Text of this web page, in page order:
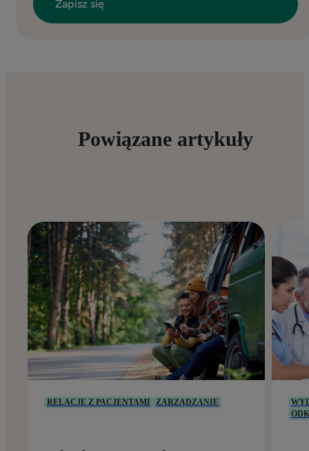
Powiązane artykuły
RELACJE Z PACJENTAMI ZARZĄDZANIE